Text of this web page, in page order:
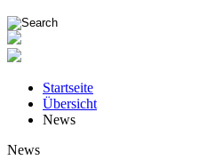
Startseite
Übersicht
News
News